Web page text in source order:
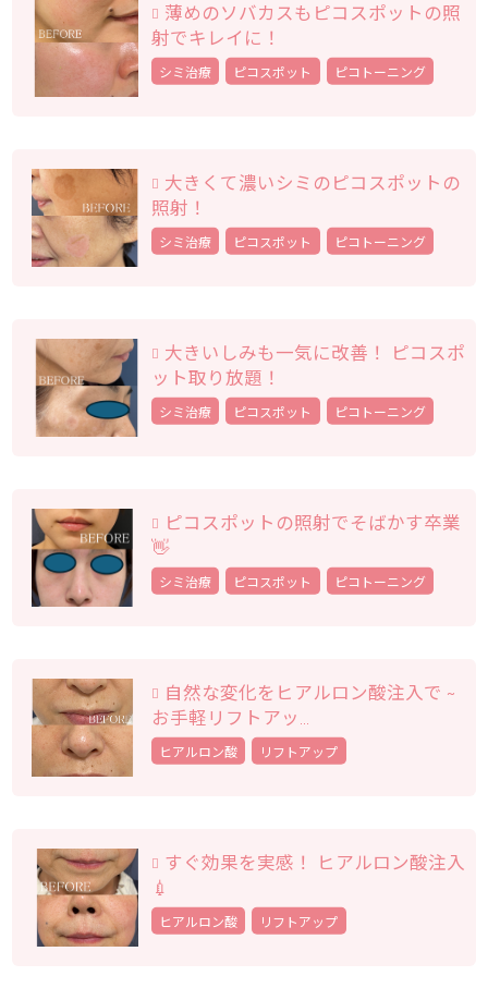
薄めのソバカスもピコスポットの照
射でキレイに！
シミ治療 ピコスポット ピコトーニング
大きくて濃いシミのピコスポットの
照射！
シミ治療 ピコスポット ピコトーニング
大きいしみも一気に改善！ ピコスポ
ット取り放題！
シミ治療 ピコスポット ピコトーニング
ピコスポットの照射でそばかす卒業
👋
シミ治療 ピコスポット ピコトーニング
自然な変化をヒアルロン酸注入で ~
お手軽リフトアッ...
ヒアルロン酸 リフトアップ
すぐ効果を実感！ ヒアルロン酸注入
💉
ヒアルロン酸 リフトアップ